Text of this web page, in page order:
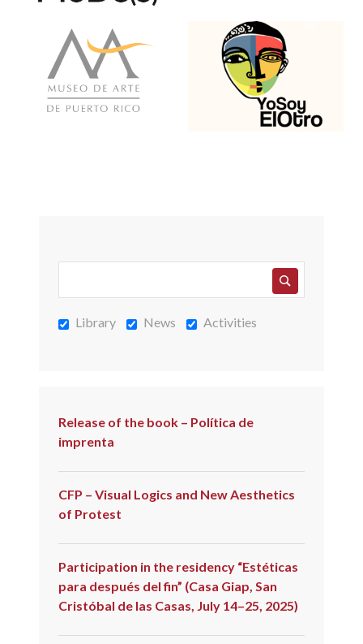
Daniela Maura
Regina Silveira en el Recinto
Universitario de Mayagüez
Mónica Espinel
La oportuna relación entre
Olga Dueñas y el vanguardismo de Puerto
Library News Activities
Release of the book – Política de
imprenta
CFP – Visual Logics and New Aesthetics
of Protest
Participation in the residency “Estéticas
para después del fin” (Casa Giap, San
Cristóbal de las Casas, July 14–25, 2025)